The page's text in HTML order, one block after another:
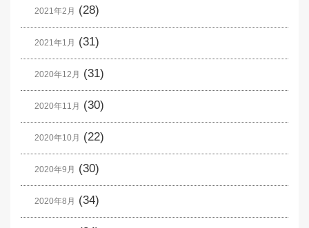
2021年2月 (28)
2021年1月 (31)
2020年12月 (31)
2020年11月 (30)
2020年10月 (22)
2020年9月 (30)
2020年8月 (34)